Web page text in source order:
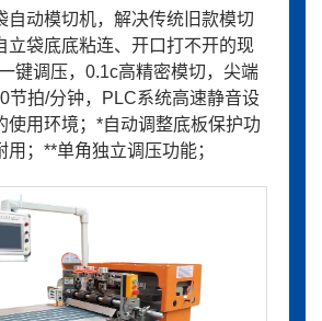
自动模切机，解决传统旧款模切
立袋底底粘连、开口打不开的现
键调压，0.1c高精密模切，尖端
节拍/分钟，PLC系统高速静音设
使用环境；*自动调整底板保护功
用；**单角独立调压功能；